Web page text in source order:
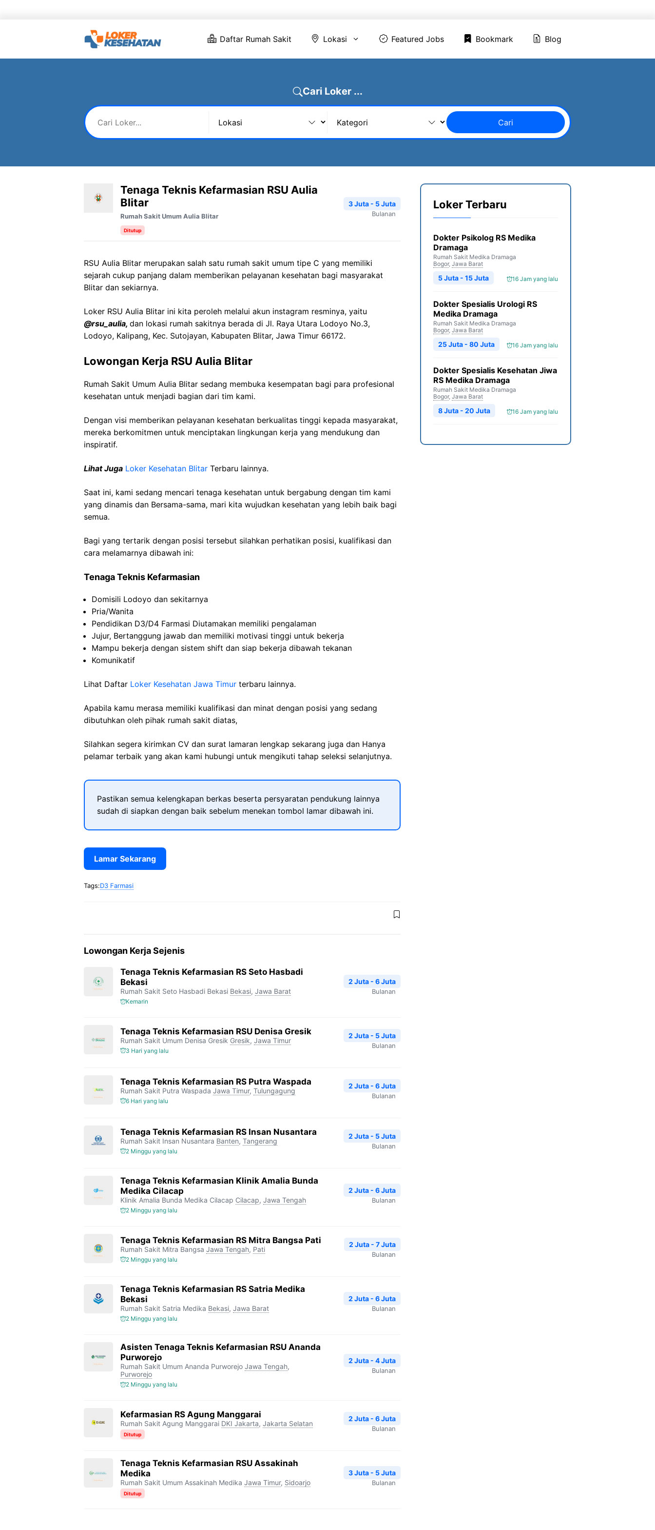
Daftar Rumah Sakit Lokasi Featured Jobs Bookmark Blog
Cari Loker ...
Cari
Tenaga Teknis Kefarmasian RSU Aulia
Blitar
Rumah Sakit Umum Aulia Blitar
Ditutup
3 Juta - 5 Juta
Bulanan
RSU Aulia Blitar merupakan salah satu rumah sakit umum tipe C yang memiliki
sejarah cukup panjang dalam memberikan pelayanan kesehatan bagi masyarakat
Blitar dan sekiarnya.
Loker RSU Aulia Blitar ini kita peroleh melalui akun instagram resminya, yaitu
@rsu_aulia, dan lokasi rumah sakitnya berada di Jl. Raya Utara Lodoyo No.3,
Lodoyo, Kalipang, Kec. Sutojayan, Kabupaten Blitar, Jawa Timur 66172.
Lowongan Kerja RSU Aulia Blitar
Rumah Sakit Umum Aulia Blitar sedang membuka kesempatan bagi para profesional
kesehatan untuk menjadi bagian dari tim kami.
Dengan visi memberikan pelayanan kesehatan berkualitas tinggi kepada masyarakat,
mereka berkomitmen untuk menciptakan lingkungan kerja yang mendukung dan
inspiratif.
Lihat Juga Loker Kesehatan Blitar Terbaru lainnya.
Saat ini, kami sedang mencari tenaga kesehatan untuk bergabung dengan tim kami
yang dinamis dan Bersama-sama, mari kita wujudkan kesehatan yang lebih baik bagi
semua.
Bagi yang tertarik dengan posisi tersebut silahkan perhatikan posisi, kualifikasi dan
cara melamarnya dibawah ini:
Tenaga Teknis Kefarmasian
Domisili Lodoyo dan sekitarnya
Pria/Wanita
Pendidikan D3/D4 Farmasi Diutamakan memiliki pengalaman
Jujur, Bertanggung jawab dan memiliki motivasi tinggi untuk bekerja
Mampu bekerja dengan sistem shift dan siap bekerja dibawah tekanan
Komunikatif
Lihat Daftar Loker Kesehatan Jawa Timur terbaru lainnya.
Apabila kamu merasa memiliki kualifikasi dan minat dengan posisi yang sedang
dibutuhkan oleh pihak rumah sakit diatas,
Silahkan segera kirimkan CV dan surat lamaran lengkap sekarang juga dan Hanya
pelamar terbaik yang akan kami hubungi untuk mengikuti tahap seleksi selanjutnya.
Pastikan semua kelengkapan berkas beserta persyaratan pendukung lainnya
sudah di siapkan dengan baik sebelum menekan tombol lamar dibawah ini.
Lamar Sekarang
Tags:D3 Farmasi
Lowongan Kerja Sejenis
Tenaga Teknis Kefarmasian RS Seto Hasbadi
Bekasi
Rumah Sakit Seto Hasbadi Bekasi Bekasi, Jawa Barat
Kemarin
2 Juta - 6 Juta
Bulanan
Tenaga Teknis Kefarmasian RSU Denisa Gresik
Rumah Sakit Umum Denisa Gresik Gresik, Jawa Timur
3 Hari yang lalu
2 Juta - 5 Juta
Bulanan
Tenaga Teknis Kefarmasian RS Putra Waspada
Rumah Sakit Putra Waspada Jawa Timur, Tulungagung
6 Hari yang lalu
2 Juta - 6 Juta
Bulanan
Tenaga Teknis Kefarmasian RS Insan Nusantara
Rumah Sakit Insan Nusantara Banten, Tangerang
2 Minggu yang lalu
2 Juta - 5 Juta
Bulanan
Tenaga Teknis Kefarmasian Klinik Amalia Bunda
Medika Cilacap
Klinik Amalia Bunda Medika Cilacap Cilacap, Jawa Tengah
2 Minggu yang lalu
2 Juta - 6 Juta
Bulanan
Tenaga Teknis Kefarmasian RS Mitra Bangsa Pati
Rumah Sakit Mitra Bangsa Jawa Tengah, Pati
2 Minggu yang lalu
2 Juta - 7 Juta
Bulanan
Tenaga Teknis Kefarmasian RS Satria Medika
Bekasi
Rumah Sakit Satria Medika Bekasi, Jawa Barat
2 Minggu yang lalu
2 Juta - 6 Juta
Bulanan
Asisten Tenaga Teknis Kefarmasian RSU Ananda
Purworejo
Rumah Sakit Umum Ananda Purworejo Jawa Tengah,
Purworejo
2 Minggu yang lalu
2 Juta - 4 Juta
Bulanan
Kefarmasian RS Agung Manggarai
Rumah Sakit Agung Manggarai DKI Jakarta, Jakarta Selatan
Ditutup
2 Juta - 6 Juta
Bulanan
Tenaga Teknis Kefarmasian RSU Assakinah
Medika
Rumah Sakit Umum Assakinah Medika Jawa Timur, Sidoarjo
Ditutup
3 Juta - 5 Juta
Bulanan
Loker Terbaru
Dokter Psikolog RS Medika
Dramaga
Rumah Sakit Medika Dramaga
Bogor, Jawa Barat
16 Jam yang lalu
5 Juta - 15 Juta
Dokter Spesialis Urologi RS
Medika Dramaga
Rumah Sakit Medika Dramaga
Bogor, Jawa Barat
16 Jam yang lalu
25 Juta - 80 Juta
Dokter Spesialis Kesehatan Jiwa
RS Medika Dramaga
Rumah Sakit Medika Dramaga
Bogor, Jawa Barat
16 Jam yang lalu
8 Juta - 20 Juta